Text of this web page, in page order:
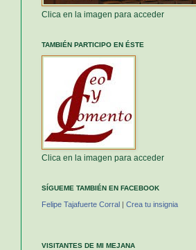
Clica en la imagen para acceder
TAMBIÉN PARTICIPO EN ÉSTE
Clica en la imagen para acceder
SÍGUEME TAMBIÉN EN FACEBOOK
Felipe Tajafuerte Corral | Crea tu insignia
VISITANTES DE MI MEJANA